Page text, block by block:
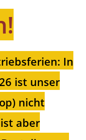
In
ist unser
nicht
aber